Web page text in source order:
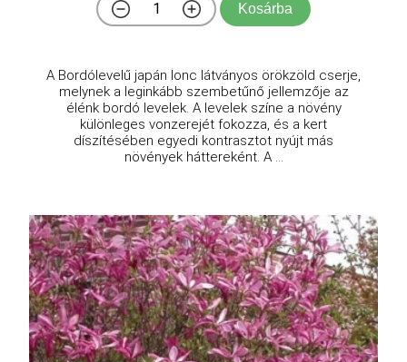
Kosárba
A Bordólevelű japán lonc látványos örökzöld cserje,
melynek a leginkább szembetűnő jellemzője az
élénk bordó levelek. A levelek színe a növény
különleges vonzerejét fokozza, és a kert
díszítésében egyedi kontrasztot nyújt más
növények háttereként. A ...